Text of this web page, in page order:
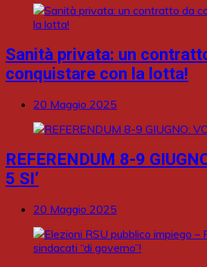
Sanità privata: un
conquistare con la lotta!
20 Maggio 2025
REFERENDUM 8-9
5 SI’
20 Maggio 2025